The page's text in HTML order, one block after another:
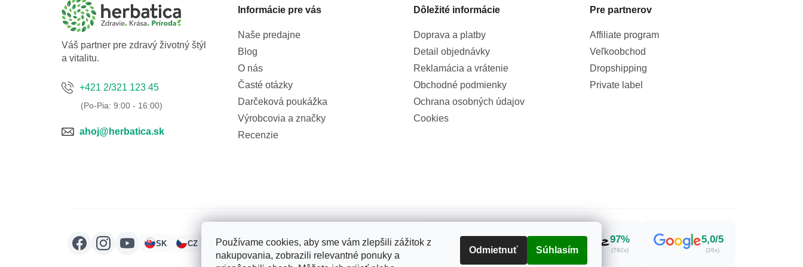
Používame cookies, aby sme vám zlepšili zážitok z
nakupovania, zobrazili relevantné ponuky a
Odmietnuť Súhlasím
Váš partner pre zdravý životný štýl
a vitalitu.
+421 2/321 123 45
ahoj@herbatica.sk
Informácie pre vás
Naše predajne
Blog
O nás
Časté otázky
Darčeková poukážka
Výrobcovia a značky
Recenzie
Dôležité informácie
Doprava a platby
Detail objednávky
Reklamácia a vrátenie
Obchodné podmienky
Ochrana osobných údajov
Cookies
Pre partnerov
Affiliate program
Veľkoobchod
Dropshipping
Private label
SK CZ HU RO 100%
(2326x)
97%
(792x)
5,0/5
(26x)